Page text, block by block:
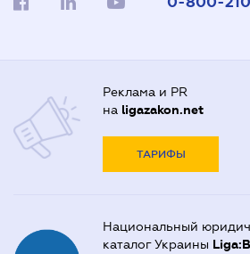
Реклама и PR
на ligazakon.net
ТАРИФЫ
Национальный
каталог Украины